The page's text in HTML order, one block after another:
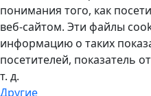
понимания того, как
веб-сайтом. Эти файлы
информацию о таких
посетителей, показатель
т. д.
Другие